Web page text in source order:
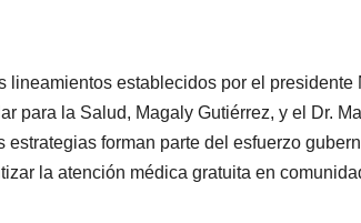
lineamientos establecidos por el
para la Salud, Magaly Gutiérrez, y el Dr.
forman parte del esfuerzo
la atención médica gratuita en